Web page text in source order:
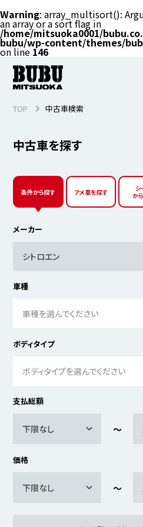
Warning: array_multisort():
an array or a sort flag in
/home/mitsuoka0001/
bubu/wp-content/themes/
on line 146
中古車を探す
TOP 中古車検索
条件から探す アメ車を探す
シ
か
メーカー
シトロエン
車種
車種を選んでください
ボディタイプ
ボディタイプを選んでください
支払総額
下限なし
価格
下限なし